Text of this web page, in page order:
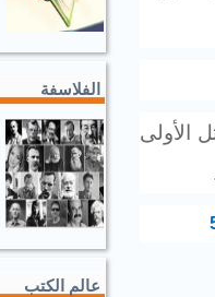
انطلاقا من هذه الخطوات بين ملاحظتين٬ تمثل الأولى
الفلاسفة
عالم الكتب